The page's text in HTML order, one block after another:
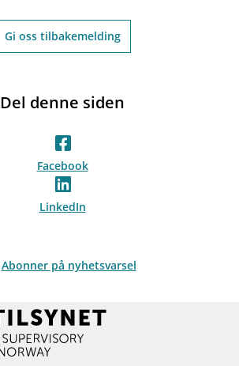
Gi oss tilbakemelding
Del denne siden
Facebook
LinkedIn
Abonner på nyhetsvarsel